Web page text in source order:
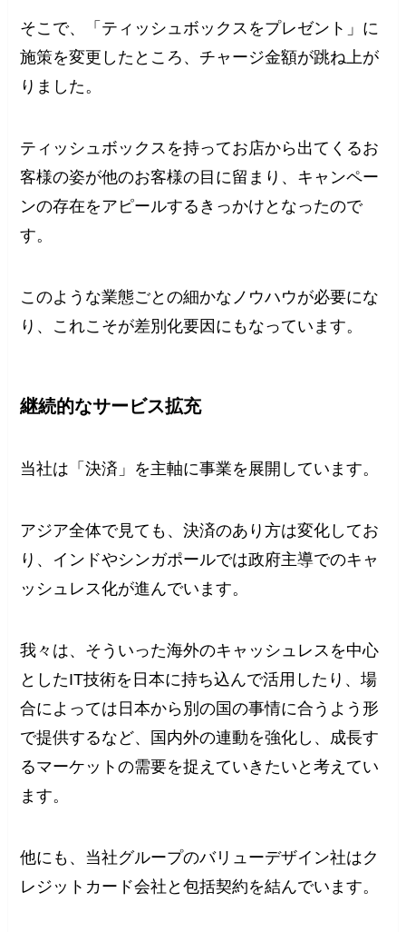
そこで、「ティッシュボックスをプレゼント」に
施策を変更したところ、チャージ金額が跳ね上が
りました。
ティッシュボックスを持ってお店から出てくるお
客様の姿が他のお客様の目に留まり、キャンペー
ンの存在をアピールするきっかけとなったので
す。
このような業態ごとの細かなノウハウが必要にな
り、これこそが差別化要因にもなっています。
継続的なサービス拡充
当社は「決済」を主軸に事業を展開しています。
アジア全体で見ても、決済のあり方は変化してお
り、インドやシンガポールでは政府主導でのキャ
ッシュレス化が進んでいます。
我々は、そういった海外のキャッシュレスを中心
としたIT技術を日本に持ち込んで活用したり、場
合によっては日本から別の国の事情に合うよう形
で提供するなど、国内外の連動を強化し、成長す
るマーケットの需要を捉えていきたいと考えてい
ます。
他にも、当社グループのバリューデザイン社はク
レジットカード会社と包括契約を結んでいます。